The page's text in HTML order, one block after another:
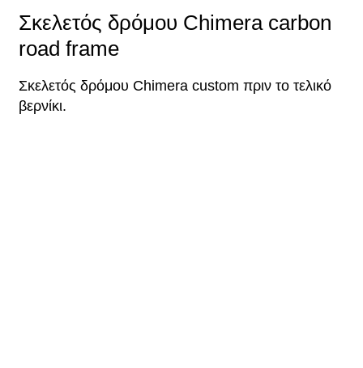
Σκελετός δρόμου Chimera carbon
road frame
Σκελετός δρόμου Chimera custom πριν το τελικό
βερνίκι.